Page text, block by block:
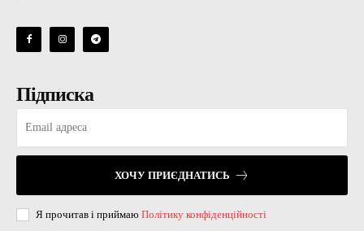
Підписка
ХОЧУ ПРИЄДНАТИСЬ
Я прочитав і приймаю Політику конфіденційності